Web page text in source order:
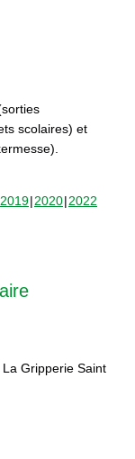
scolaires) et
2019 2020 2022
Gripperie Saint